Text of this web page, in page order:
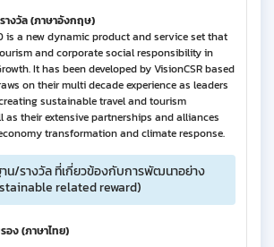
างวัล (ภาษาอังกฤษ)
is a new dynamic product and service set that
and corporate social responsibility in
It has been developed by VisionCSR based
on their multi decade experience as leaders
sustainable travel and tourism
as their extensive partnerships and alliances
transformation and climate response.
าน/รางวัล ที่เกี่ยวข้องกับการพัฒนาอย่าง
related reward)
อง (ภาษาไทย)